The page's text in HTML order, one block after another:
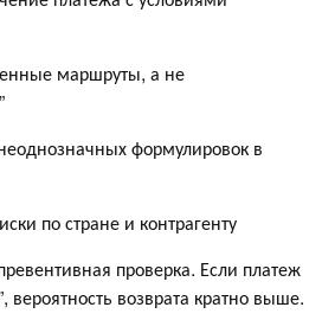
маршруты, а не
формулировок в
по стране и контрагенту
проверка. Если платеж
вероятность возврата кратно выше.